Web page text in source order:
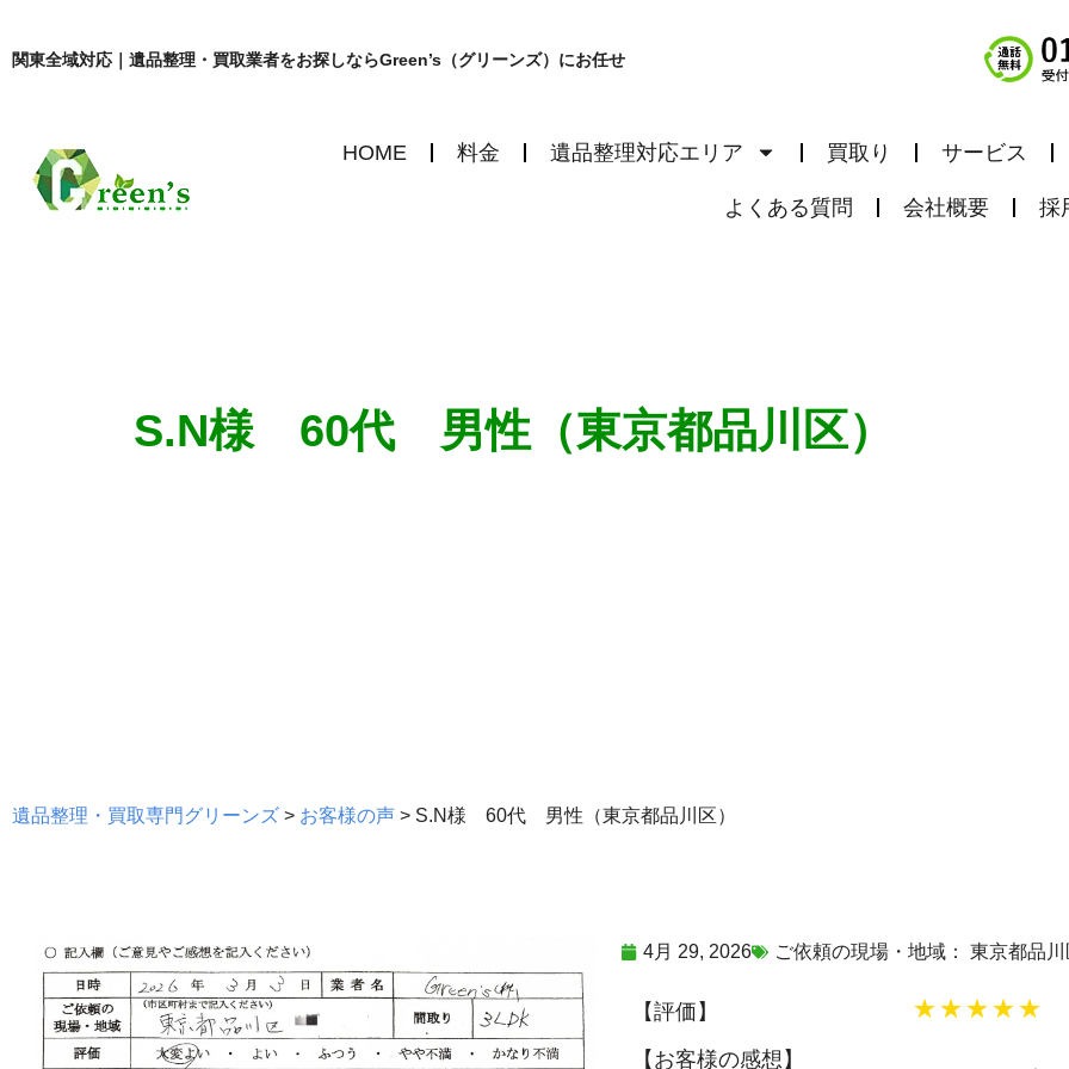
関東全域対応｜遺品整理・買取業者をお探しならGreen’s（グリーンズ）にお任せ
HOME 料金 遺品整理対応エリア 買取り サービス
よくある質問 会社概要 採
S.N様 60代 男性（東京都品川区）
遺品整理・買取専門グリーンズ > お客様の声 > S.N様 60代 男性（東京都品川区）
4月 29, 2026 ご依頼の現場・地域： 東京都品川
【評価】 ★★★★★
【お客様の感想】